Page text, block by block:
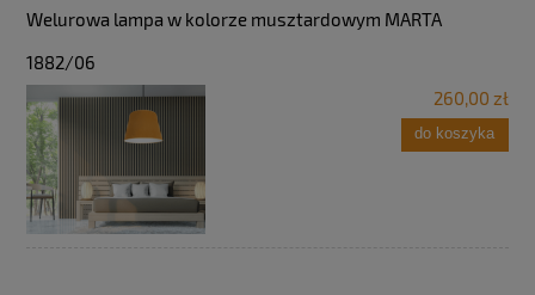
Welurowa lampa w kolorze musztardowym MARTA
1882/06
260,00 zł
do koszyka